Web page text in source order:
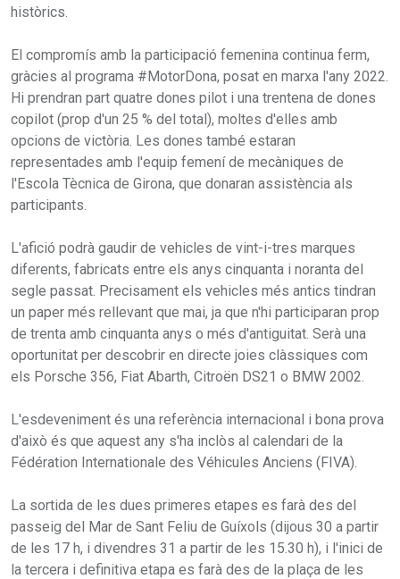
històrics.
El compromís amb la participació femenina continua ferm,
gràcies al programa #MotorDona, posat en marxa l'any 2022.
Hi prendran part quatre dones pilot i una trentena de dones
copilot (prop d'un 25 % del total), moltes d'elles amb
opcions de victòria. Les dones també estaran
representades amb l'equip femení de mecàniques de
l'Escola Tècnica de Girona, que donaran assistència als
participants.
L'afició podrà gaudir de vehicles de vint-i-tres marques
diferents, fabricats entre els anys cinquanta i noranta del
segle passat. Precisament els vehicles més antics tindran
un paper més rellevant que mai, ja que n'hi participaran prop
de trenta amb cinquanta anys o més d'antiguitat. Serà una
oportunitat per descobrir en directe joies clàssiques com
els Porsche 356, Fiat Abarth, Citroën DS21 o BMW 2002.
L'esdeveniment és una referència internacional i bona prova
d'això és que aquest any s'ha inclòs al calendari de la
Fédération Internationale des Véhicules Anciens (FIVA).
La sortida de les dues primeres etapes es farà des del
passeig del Mar de Sant Feliu de Guíxols (dijous 30 a partir
de les 17 h, i divendres 31 a partir de les 15.30 h), i l'inici de
la tercera i definitiva etapa es farà des de la plaça de les